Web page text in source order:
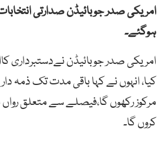
امریکی صدر جوبائیڈن صدارتی
ہوگئے۔
امریکی صدر جوبائیڈن نےدستبرداری
کیا، انہوں نے کہا باقی مدت تک ذمہ
مرکوز رکھوں گا،فیصلے سے متعلق
کروں گا۔